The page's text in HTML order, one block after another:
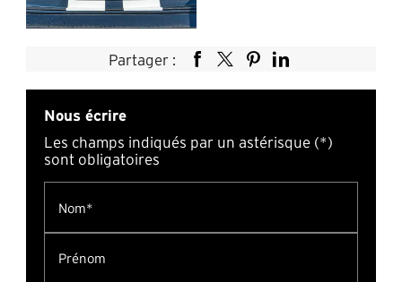
Partager :
Nous écrire
Les champs indiqués par un astérisque (*)
sont obligatoires
Nom*
Prénom